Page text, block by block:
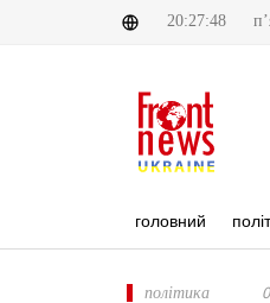
20:27:48
головний
політика